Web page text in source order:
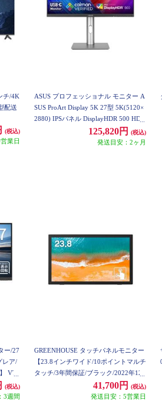
チ/4K
配送
(税込)
業日
ASUS プロフェッショナル モニター A
SUS ProArt Display 5K 27型 5K(5120×
2880) IPSパネル DisplayHDR 500 HD
MI×1 DP×1 USB-C×1 国内正規品 3年
125,820円 (税込)
発送目安：2ヶ月
ー/27
レア/
VT
(税込)
3週間
GREENHOUSE タッチパネルモニター
【23.8インチワイド/10ポイントマルチ
タッチ/3年間保証/ブラック/2022年12
月モデル】 GH-LCT24C-BK
41,700円 (税込)
発送目安：5営業日